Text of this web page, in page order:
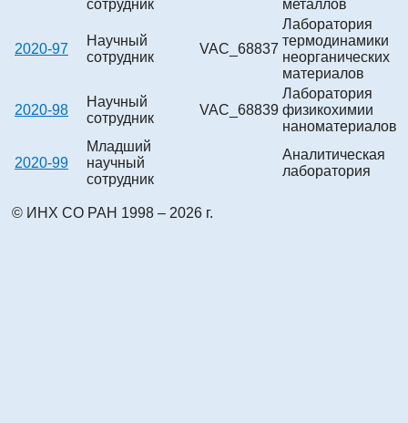
сотрудник
металлов
2020-97
Научный
сотрудник
VAC_68837
Лаборатория
термодинамики
неорганических
материалов
2020-98
Научный
сотрудник
VAC_68839
Лаборатория
физикохимии
наноматериалов
2020-99
Младший
научный
сотрудник
Аналитическая
лаборатория
© ИНХ СО РАН 1998 – 2026 г.